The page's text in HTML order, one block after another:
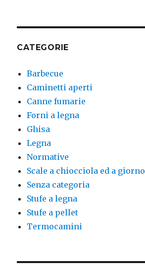
CATEGORIE
Barbecue
Caminetti aperti
Canne fumarie
Forni a legna
Ghisa
Legna
Normative
Scale a chiocciola ed a giorno
Senza categoria
Stufe a legna
Stufe a pellet
Termocamini